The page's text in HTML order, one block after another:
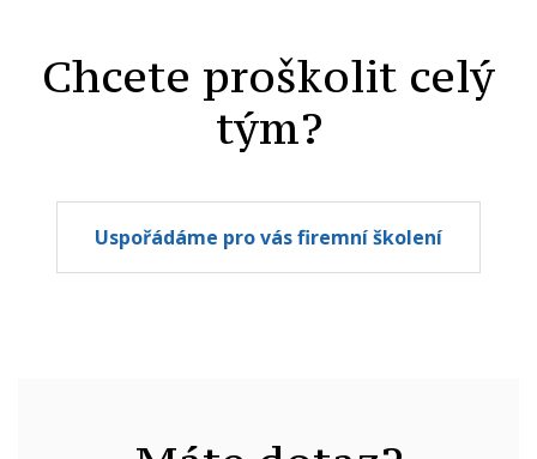
Chcete proškolit celý
tým?
Uspořádáme pro vás firemní školení